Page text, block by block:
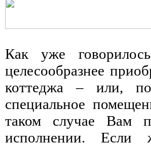
Как уже
целесообразнее
коттеджа – или, по
специальное
таком случае Вам
исполнении. Если